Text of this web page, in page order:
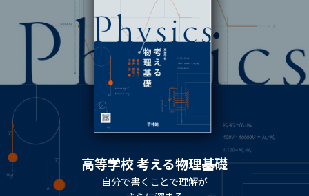
高等学校 考える物理基礎
自分で書くことで理解が